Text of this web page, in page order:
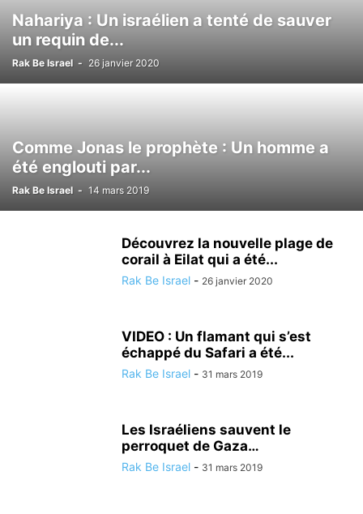
NUTRITIONISME PSYCHOLOGIE RÉALISATIONS MÉDICALES
SCIENCE ET TECHNOLOGIE
TSAHAL VALEURS DE L'ETAT JUIF
Nahariya : Un israélien a tenté de sauver
un requin de...
Rak Be Israel - 26 janvier 2020
Comme Jonas le prophète : Un homme a
été englouti par...
Rak Be Israel - 14 mars 2019
Découvrez la nouvelle plage de
corail à Eilat qui a été...
Rak Be Israel - 26 janvier 2020
VIDEO : Un flamant qui s’est
échappé du Safari a été...
Rak Be Israel - 31 mars 2019
Les Israéliens sauvent le
perroquet de Gaza…
Rak Be Israel - 31 mars 2019